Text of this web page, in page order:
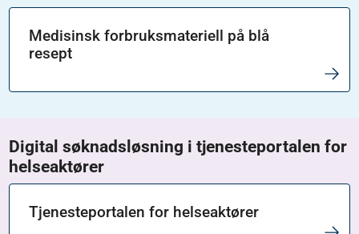
Medisinsk forbruksmateriell på blå
resept
Digital søknadsløsning i tjenesteportalen for
helseaktører
Tjenesteportalen for helseaktører